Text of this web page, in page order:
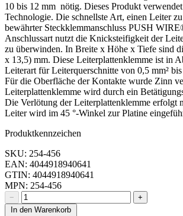
10 bis 12 mm nötig. Dieses Produkt
Technologie. Die schnellste Art, einen Leiter
bewährter Steckklemmanschluss PUSH
Anschlussart nutzt die Knicksteifigkeit der
zu überwinden. In Breite x Höhe x Tiefe sind
x 13,5) mm. Diese Leiterplattenklemme ist in
Leiterart für Leiterquerschnitte von 0,5 mm² bis
Für die Oberfläche der Kontakte wurde Zinn
Leiterplattenklemme wird durch ein
Die Verlötung der Leiterplattenklemme erfolgt
Leiter wird im 45 °-Winkel zur Platine
Produktkennzeichen
SKU: 254-456
EAN: 4044918940641
GTIN: 4044918940641
MPN: 254-456
−
+
In den Warenkorb